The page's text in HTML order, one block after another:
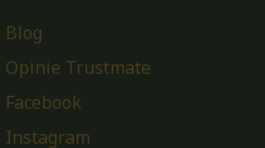
Blog
Opinie Trustmate
Facebook
Instagram